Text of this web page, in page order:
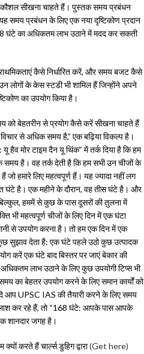
सीखना चाहते हैं। पुस्तक समय प्रबंधन
यह समय प्रबंधन के लिए एक नया दृष्टिकोण प्रदान
घंटे का अधिकतम लाभ उठाने में मदद कर सकती
कैसे निर्धारित करें, और समय बजट कैसे
लोगों के केस स्टडी भी शामिल हैं जिन्होंने अपने
का उपयोग किया है।
को बेहतरीन से प्रयोग कैसे करें सीखना चाहते हैं
से अधिक समय है,” एक बढ़िया विकल्प है।
मोर टाइम दैन यू थिंक” में तर्क दिया है कि हम
है। वह तर्क देती है कि हम सभी उन चीजों के
हमारे लिए महत्वपूर्ण हैं। यह ज्यादा नहीं लग
घंटे है। एक महीने के दौरान, वह तीस घंटे है। और
हममें से कुछ के पास दूसरों की तुलना में
भी महत्वपूर्ण चीजों के लिए दिन में एक घंटा
से उपयोग करना है। तो हम एक दिन में एक
सुझाव देता है: एक घंटे पहले उठो कुछ उत्पादक
करें एक घंटे बाद बिस्तर पर जाएं बेकार की
लाभ उठाने के लिए कुछ उपयोगी टिप्स भी
का बेहतर उपयोग करने के लिए समान कार्यों को
आप UPSC IAS की तैयारी करने के लिए समय
कर रहे हैं, तो “168 घंटे: आपके पास आपके
शानदार जगह है।
करते हैं चार्ल्स डुहिग द्वारा(Get here)